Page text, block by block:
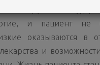
и пациент не
оказываются в
и